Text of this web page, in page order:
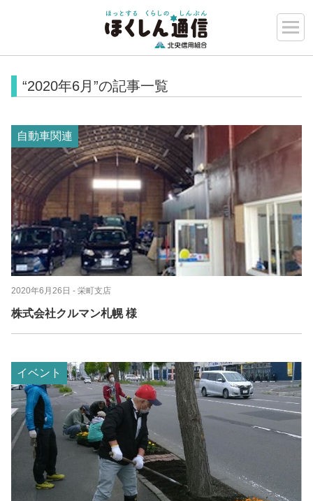
“2020年6月”の記事一覧
自動車関連
2020年6月26日 - 栄町支店
株式会社クルマン札幌 様
イベント